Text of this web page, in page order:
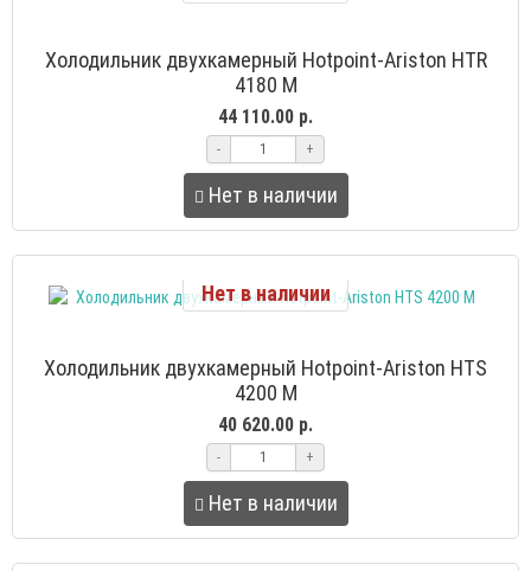
Холодильник двухкамерный Hotpoint-Ariston HTR
4180 M
44 110.00 р.
- +
Нет в наличии
Нет в наличии
Холодильник двухкамерный Hotpoint-Ariston HTS
4200 M
40 620.00 р.
- +
Нет в наличии